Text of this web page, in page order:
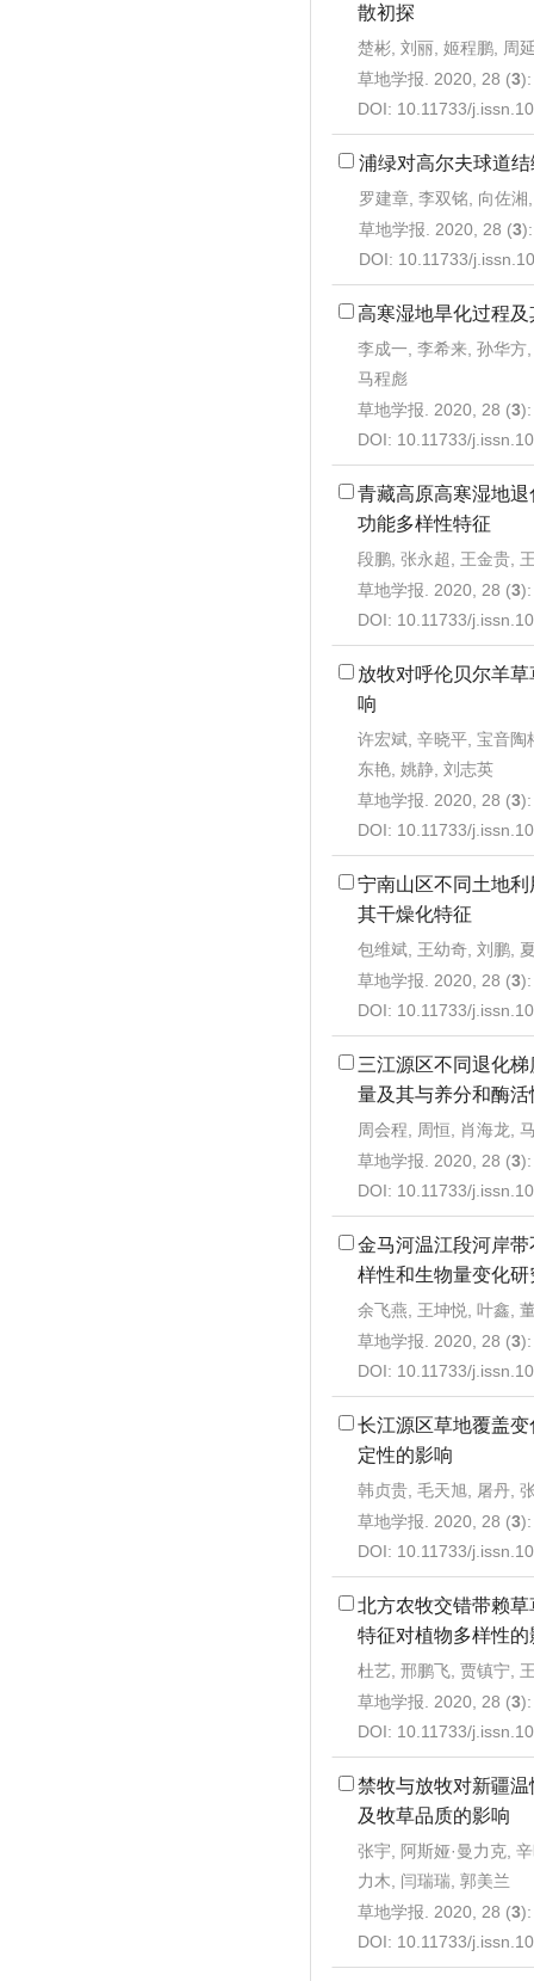
散初探
楚彬, 刘丽, 姬程鹏, 周
草地学报. 2020, 28 (3
DOI: 10.11733/
浦绿对高尔夫球道
罗建章, 李双铭, 向佐湘
草地学报. 2020, 28 (3
DOI: 10.11733/
高寒湿地旱化过程及
李成一, 李希来, 孙华方
马程彪
草地学报. 2020, 28 (3
DOI: 10.11733/
青藏高原高寒湿地
功能多样性特征
段鹏, 张永超, 王金贵,
草地学报. 2020, 28 (3
DOI: 10.11733/
放牧对呼伦贝尔羊
响
许宏斌, 辛晓平, 宝音陶
东艳, 姚静, 刘志英
草地学报. 2020, 28 (3
DOI: 10.11733/
宁南山区不同土地
其干燥化特征
包维斌, 王幼奇, 刘鹏,
草地学报. 2020, 28 (3
DOI: 10.11733/
三江源区不同退化
量及其与养分和酶
周会程, 周恒, 肖海龙,
草地学报. 2020, 28 (3
DOI: 10.11733/
金马河温江段河岸
样性和生物量变化研
余飞燕, 王坤悦, 叶鑫,
草地学报. 2020, 28 (3
DOI: 10.11733/
长江源区草地覆盖
定性的影响
韩贞贵, 毛天旭, 屠丹,
草地学报. 2020, 28 (3
DOI: 10.11733/
北方农牧交错带赖
特征对植物多样性的
杜艺, 邢鹏飞, 贾镇宁,
草地学报. 2020, 28 (3
DOI: 10.11733/
禁牧与放牧对新疆
及牧草品质的影响
张宇, 阿斯娅·曼力克,
力木, 闫瑞瑞, 郭美兰
草地学报. 2020, 28 (3
DOI: 10.11733/